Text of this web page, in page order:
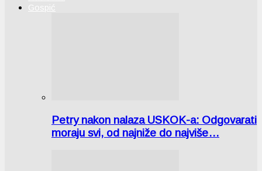
Gospić
Petry nakon nalaza USKOK-a: Odgovarati
moraju svi, od najniže do najviše…